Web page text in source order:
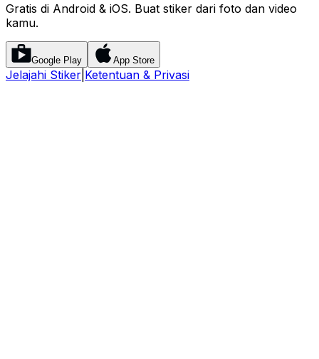
Gratis di Android & iOS. Buat stiker dari foto dan video
kamu.
Google Play App Store
Jelajahi Stiker Ketentuan & Privasi